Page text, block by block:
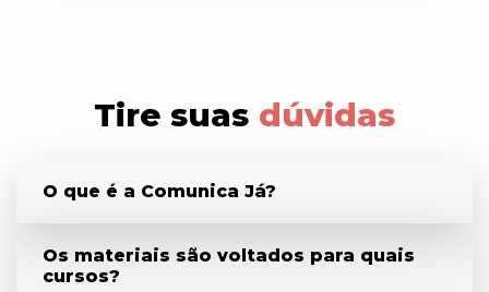
Tire suas dúvidas
O que é a Comunica Já?
Os materiais são voltados para quais
cursos?